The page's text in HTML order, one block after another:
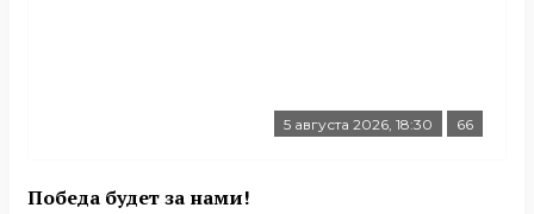
5 августа 2026, 18:30 66
Победа будет за нами!